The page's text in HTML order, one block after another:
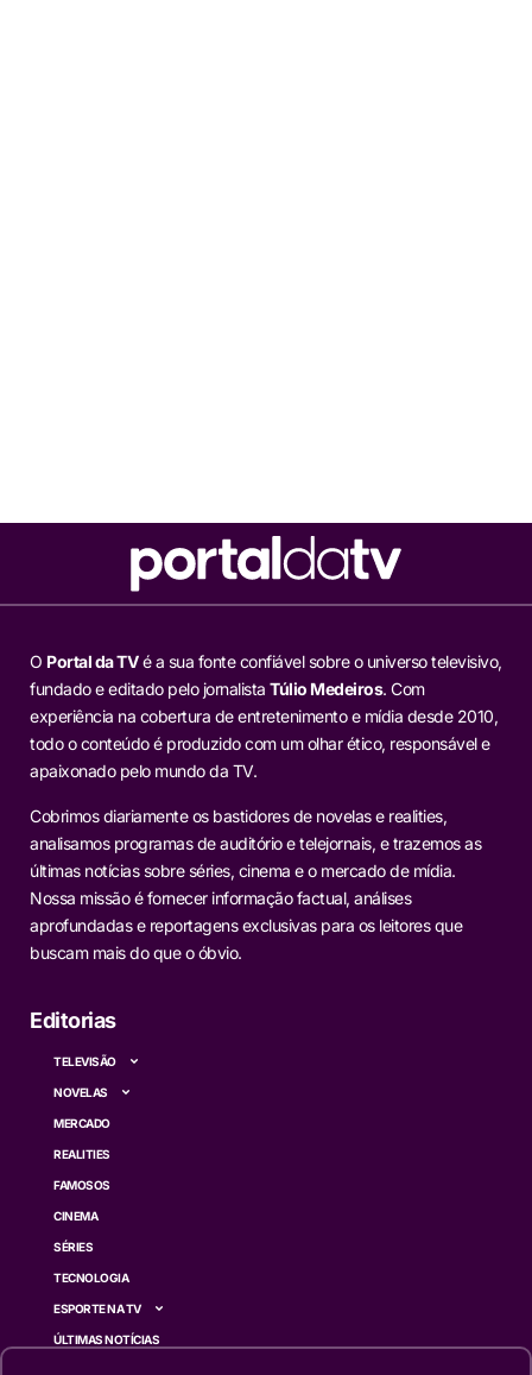
O Portal da TVé a sua fonte confiável sobre o universo televisivo,
fundado e editado pelo jornalista Túlio Medeiros. Com
experiência na cobertura de entretenimento e mídia desde 2010,
todo o conteúdo é produzido com um olhar ético, responsável e
apaixonado pelo mundo da TV.
Cobrimos diariamente os bastidores de novelas e realities,
analisamos programas de auditório e telejornais, e trazemos as
últimas notícias sobre séries, cinema e o mercado de mídia.
Nossa missão é fornecer informação factual, análises
aprofundadas e reportagens exclusivas para os leitores que
buscam mais do que o óbvio.
Editorias
TELEVISÃO
NOVELAS
MERCADO
REALITIES
FAMOSOS
CINEMA
SÉRIES
TECNOLOGIA
ESPORTE NA TV
ÚLTIMAS NOTÍCIAS